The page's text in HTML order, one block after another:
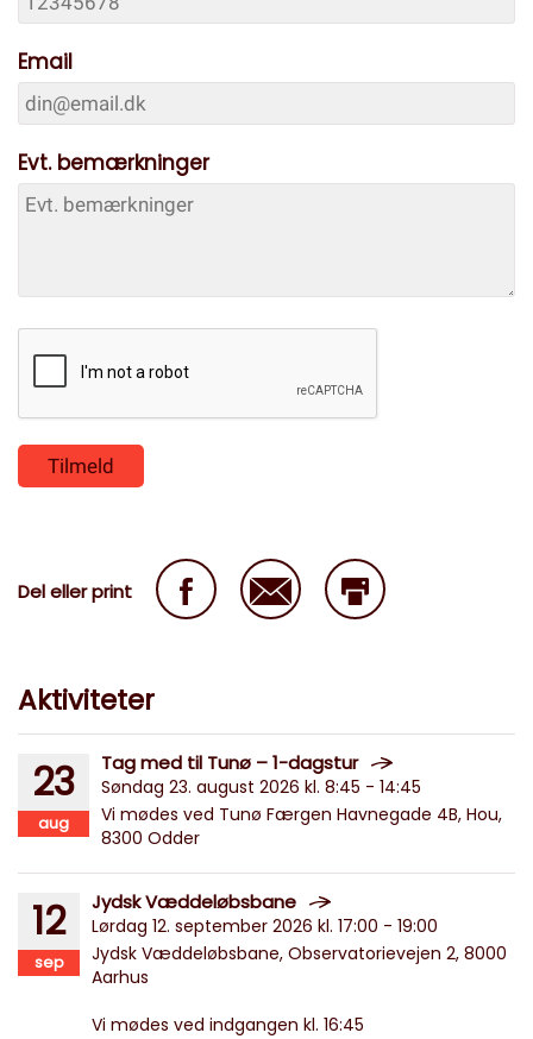
Email
Evt. bemærkninger
Del eller print
Aktiviteter
23
aug
Tag med til Tunø – 1-dagstur
Søndag 23. august 2026 kl. 8:45 - 14:45
Vi mødes ved Tunø Færgen Havnegade 4B, Hou,
8300 Odder
12
sep
Jydsk Væddeløbsbane
Lørdag 12. september 2026 kl. 17:00 - 19:00
Jydsk Væddeløbsbane, Observatorievejen 2, 8000
Aarhus
Vi mødes ved indgangen kl. 16:45